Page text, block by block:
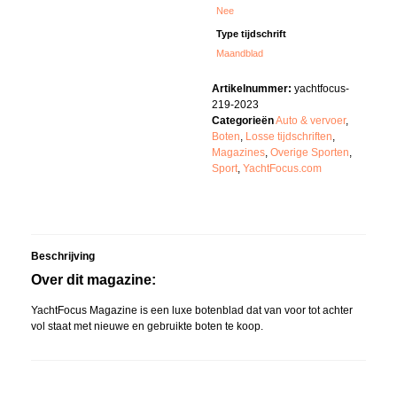
Nee
Type tijdschrift
Maandblad
Artikelnummer: yachtfocus-
219-2023
CategorieënAuto & vervoer,
Boten Losse tijdschriften
Magazines Overige Sporten
Sport YachtFocus.com
Beschrijving
Over dit magazine:
YachtFocus Magazine is een luxe botenblad dat van voor tot achter
vol staat met nieuwe en gebruikte boten te koop.